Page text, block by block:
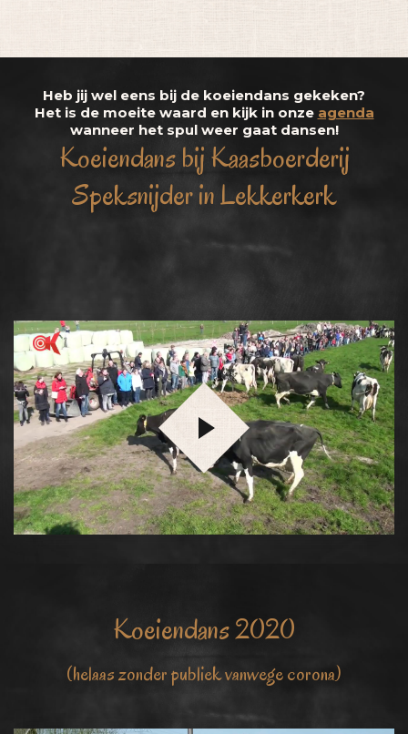
Heb jij wel eens bij de koeiendans gekeken?
Het is de moeite waard en kijk in onze agenda
wanneer het spul weer gaat dansen!
Koeiendans bij Kaasboerderij
Speksnijder in Lekkerkerk
Koeiendans 2020
(helaas zonder publiek vanwege corona)